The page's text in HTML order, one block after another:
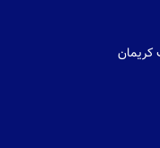
كريمان